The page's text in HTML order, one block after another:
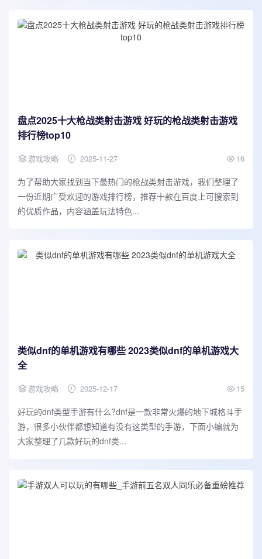
盘点2025十大枪战类射击游戏 好玩的枪战类射击游戏
排行榜top10
游戏攻略 2025-11-27 16
为了帮助大家找到当下最热门的枪战类射击游戏，我们整理了
一份近期广受欢迎的游戏排行榜，推荐十款在百度上可搜索到
的优质作品，内容涵盖玩法特色...
类似dnf的单机游戏有哪些 2023类似dnf的单机游戏大
全
游戏攻略 2025-12-17 15
好玩的dnf类型手游有什么?dnf是一款非常火爆的地下城格斗手
游，很多小伙伴都想知道有没有这类型的手游，下面小编就为
大家整理了几款好玩的dnf类...